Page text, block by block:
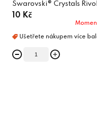
Swarovski® Crystals
10 Kč